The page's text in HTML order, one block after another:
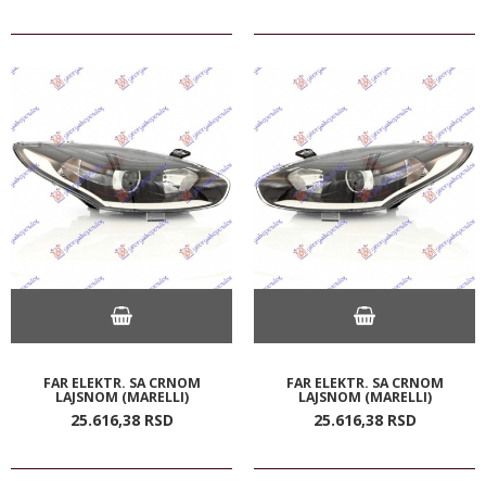
FAR ELEKTR. SA CRNOM
LAJSNOM (MARELLI)
25.616,38 RSD
FAR ELEKTR. SA CRNOM
LAJSNOM (MARELLI)
25.616,38 RSD